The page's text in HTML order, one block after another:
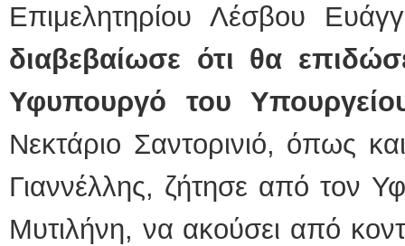
Επιμελητηρίου Λέσβου
διαβεβαίωσε ότι θα
Υφυπουργό του
Νεκτάριο Σαντορινιό, όπως
Γιαννέλλης, ζήτησε από τον
Μυτιλήνη, να ακούσει από